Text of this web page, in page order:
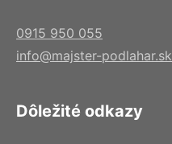
0915 950 055
info@majster-podlahar.sk
Dôležité odkazy